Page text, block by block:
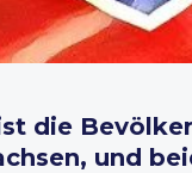
die
und